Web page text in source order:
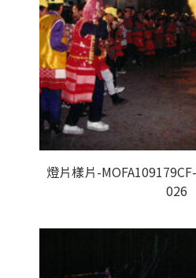
燈片樣片-
026